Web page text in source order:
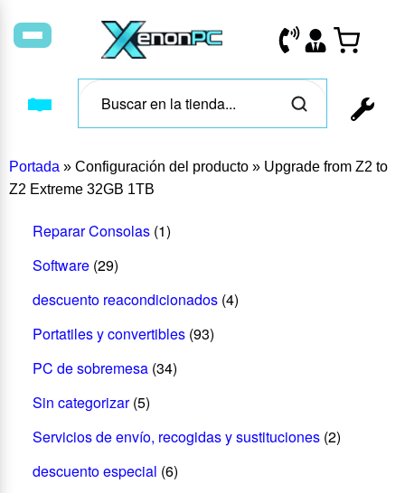
Portada » Configuración del producto » Upgrade from Z2 to
Z2 Extreme 32GB 1TB
Reparar Consolas (1)
Software (29)
descuento reacondicionados (4)
Portatiles y convertibles (93)
PC de sobremesa (34)
Sin categorizar (5)
Servicios de envío, recogidas y sustituciones (2)
descuento especial (6)